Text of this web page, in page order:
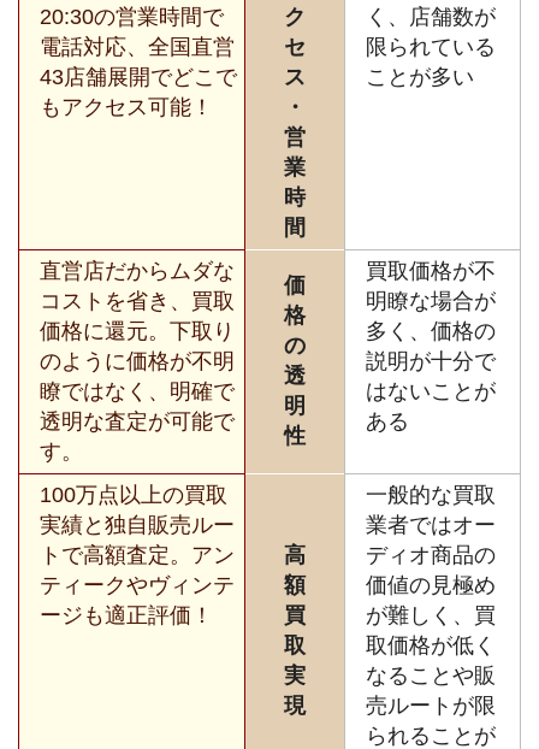
20:30の営業時間で
電話対応、全国直営
43店舗展開でどこで
もアクセス可能！
ク
セ
ス
・
営
業
時
間
く、店舗数が
限られている
ことが多い
直営店だからムダな
コストを省き、買取
価格に還元。下取り
のように価格が不明
瞭ではなく、明確で
透明な査定が可能で
す。
価
格
の
透
明
性
買取価格が不
明瞭な場合が
多く、価格の
説明が十分で
はないことが
ある
100万点以上の買取
実績と独自販売ルー
トで高額査定。アン
ティークやヴィンテ
ージも適正評価！
高
額
買
取
実
現
一般的な買取
業者ではオー
ディオ商品の
価値の見極め
が難しく、買
取価格が低く
なることや販
売ルートが限
られることが